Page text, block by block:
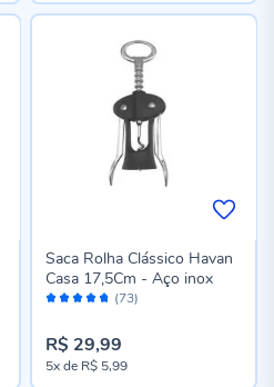
Avaliação: (73)
Saca Rolha Clássico Havan
Casa 17,5Cm - Aço inox
R$ 29,99
5xde R$ 5,99